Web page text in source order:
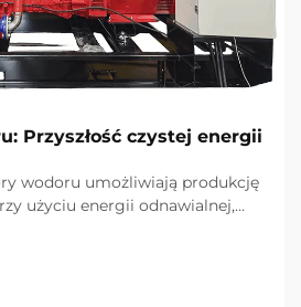
Przyszłość czystej energii
wodoru umożliwiają produkcję
użyciu energii odnawialnej,